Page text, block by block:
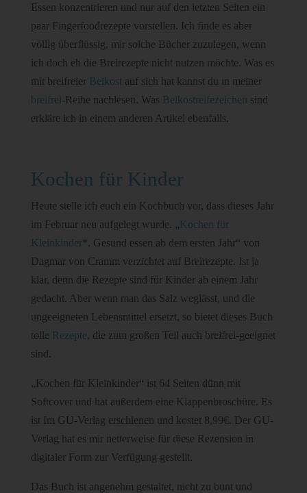
Essen konzentrieren und nur auf den letzten Seiten ein
paar Fingerfoodrezepte vorstellen. Ich finde es aber
völlig überflüssig, mir solche Bücher zuzulegen, wenn
ich doch eh die Breirezepte nicht nutzen möchte. Was es
mit breifreier Beikost auf sich hat kannst du in meiner
breifrei-Reihe nachlesen. Was Beikostreifezeichen sind
erkläre ich in einem anderen Artikel ebenfalls.
Kochen für Kinder
Heute stelle ich euch ein Kochbuch vor, dass dieses Jahr
im Februar neu aufgelegt wurde. „Kochen für
Kleinkinder*. Gesund essen ab dem ersten Jahr“ von
Dagmar von Cramm verzichtet auf Breirezepte. Ist ja
klar, denn die Rezepte sind für Kinder ab einem Jahr
gedacht. Aber wenn man das Salz weglässt, und die
ungeeigneten Lebensmittel ersetzt, so bietet dieses Buch
tolle Rezepte, die zum großen Teil auch breifrei-geeignet
sind.
„Kochen für Kleinkinder“ ist 64 Seiten dünn mit
Softcover und hat außerdem eine Klappenbroschüre. Es
ist Im GU-Verlag erschienen und kostet 8,99€. Der GU-
Verlag hat es mir netterweise für diese Rezension in
digitaler Form zur Verfügung gestellt.
Das Buch ist angenehm gestaltet, nicht zu bunt und